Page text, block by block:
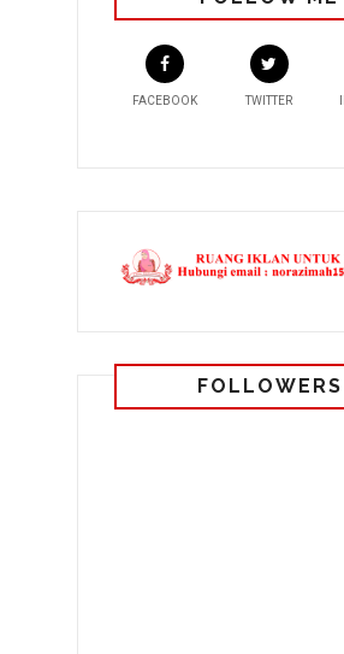
FACEBOOK TWITTER
FOLLOWERS